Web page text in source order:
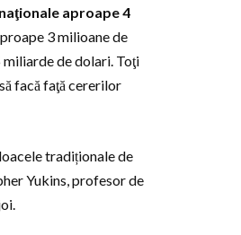
aproape 4
3 milioane de
de dolari. Toţi
facă faţă cererilor
tradiționale de
Yukins, profesor de